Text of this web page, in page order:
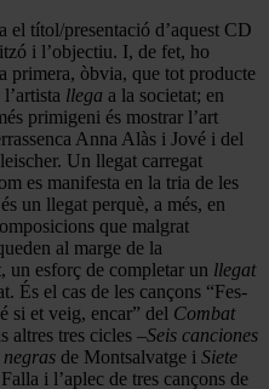
el títol/presentació d’aquest CD
i l’objectiu. I, de fet, ho
primera, òbvia, que tot producte
llega a la societat; en
primigeni és mostrar l’art
Anna Alàs i Jové i del
Un llegat carregat
es manifesta en la tria de les
un llegat perquè, a més, en
que malgrat
al marge de la
un esforç de completar un llegat
És el cas de les cançons “Fes-
si et veig, encar” del Combat
altres tres cicles –Seis canciones
de Montsalvatge i Siete
i l’aplec de tres cançons de